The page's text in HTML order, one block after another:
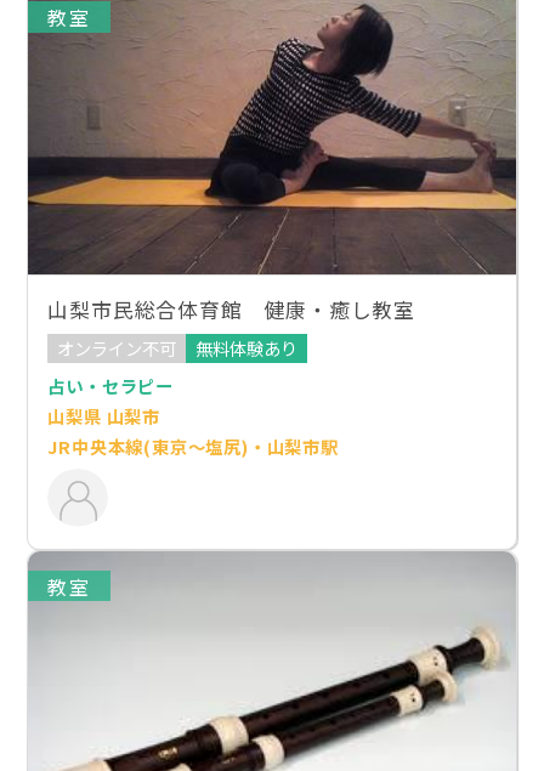
教室
山梨市民総合体育館 健康・癒し教室
オンライン不可
無料体験あり
占い・セラピー
山梨県 山梨市
JR中央本線(東京～塩尻)・山梨市駅
教室